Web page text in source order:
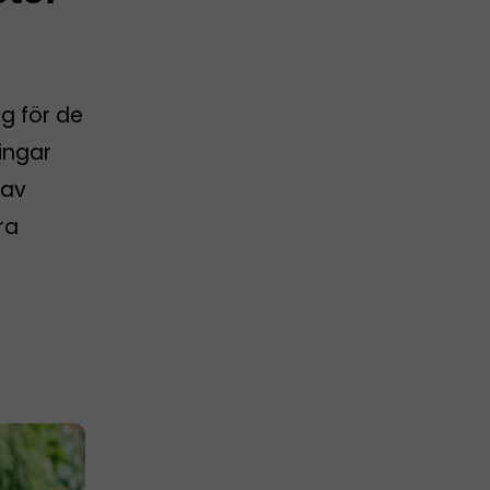
för de